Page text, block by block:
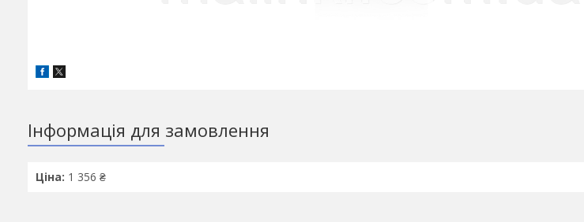
Інформація для замовлення
Ціна: 1 356 ₴